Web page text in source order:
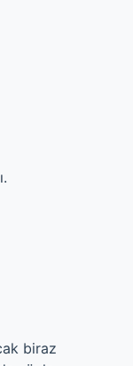
biraz